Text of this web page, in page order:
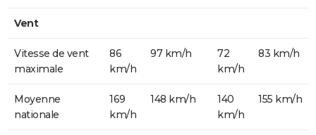
Vent
Vitesse de vent
maximale
86
km/h
97 km/h
72
km/h
83 km/h
Moyenne
nationale
169
km/h
148 km/h
140
km/h
155 km/h